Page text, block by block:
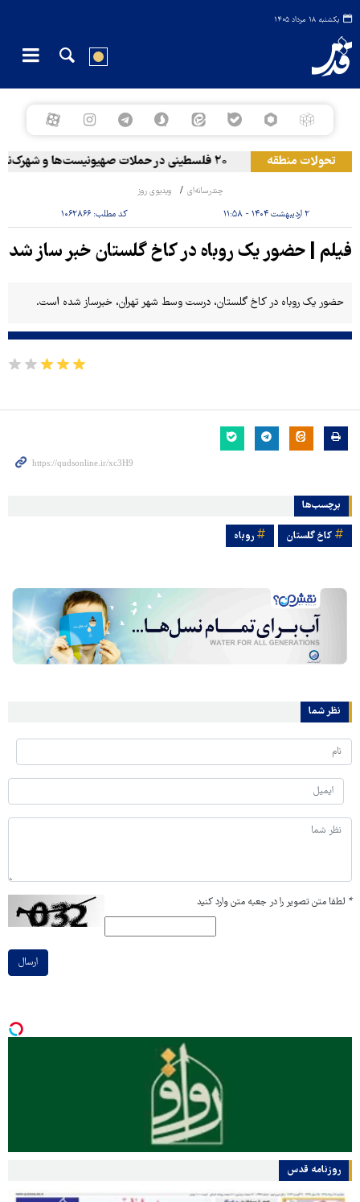
یکشنبه ۱۸ مرداد ۱۴۰۵
تحولات منطقه ۲۰ فلسطینی در حملات صهیونیست‌ها و شهرک‌نشینان در کرانه باختری زخمی شدند
چندرسانه‌ای ویدیوی روز
۲ اردیبهشت ۱۴۰۴ - ۱۱:۵۸ کد مطلب:۱۰۶۲۸۶۶
فیلم | حضور یک روباه در کاخ گلستان خبر ساز شد
حضور یک روباه در کاخ گلستان، درست وسط شهر تهران، خبرساز شده است.
برچسب‌ها
کاخ گلستان روباه
نظر شما
* لطفا متن تصویر را در جعبه متن وارد کنید
ارسال
روزنامه قدس